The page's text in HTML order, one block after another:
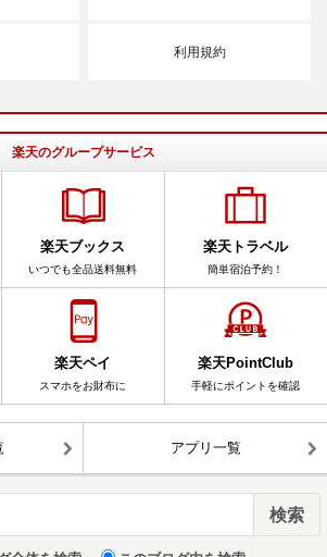
利用規約
楽天のグループサービス
楽天ブックス
いつでも全品送料無料
楽天トラベル
簡単宿泊予約！
楽天ペイ
スマホをお財布に
楽天PointClub
手軽にポイントを確認
アプリ一覧